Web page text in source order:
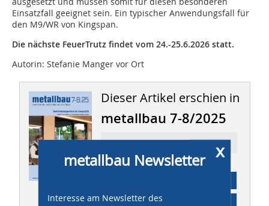
Einsatzfall geeignet sein. Ein typischer Anwendungsfall für
den M9/WR von Kingspan.
Die nächste FeuerTrutz findet vom 24.-25.6.2026 statt.
Autorin: Stefanie Manger vor Ort
Dieser Artikel erschien in
metallbau 7-8/2025
Ressort: VERANSTALTUNG
Inhaltsverzeichnis
x
metallbau Newsletter
Interesse am Newsletter des